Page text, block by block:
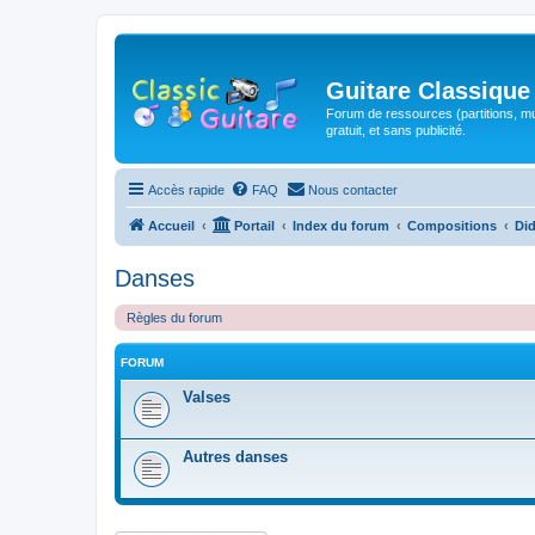
Guitare Classique
Forum de ressources (partitions,
gratuit, et sans publicité.
Accès rapide FAQ Nous contacter
Accueil Portail Index du forum Compositions
Danses
Règles du forum
FORUM
Valses
Autres danses